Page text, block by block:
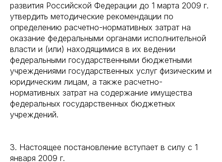
развития Российской Федерации до 1 марта 2009 г.
утвердить методические рекомендации по
определению расчетно-нормативных затрат на
оказание федеральными органами исполнительной
власти и (или) находящимися в их ведении
федеральными государственными бюджетными
учреждениями государственных услуг физическим и
юридическим лицам, а также расчетно-
нормативных затрат на содержание имущества
федеральных государственных бюджетных
учреждений.
3. Настоящее постановление вступает в силу с 1
января 2009 г.